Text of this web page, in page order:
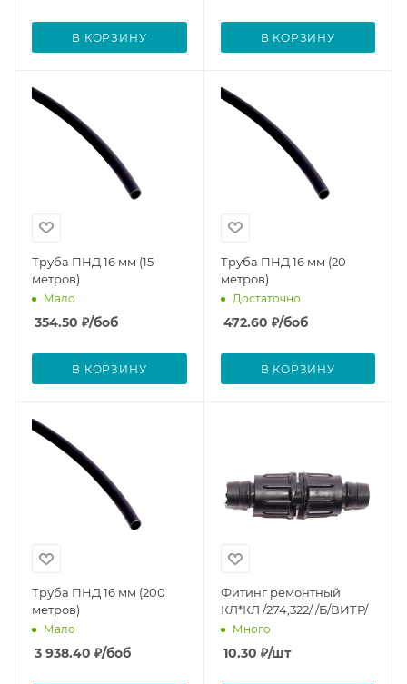
В КОРЗИНУ В КОРЗИНУ
Труба ПНД 16 мм (15
метров)
Мало
354.50 ₽/боб
В КОРЗИНУ
Труба ПНД 16 мм (20
метров)
Достаточно
472.60 ₽/боб
В КОРЗИНУ
Труба ПНД 16 мм (200
метров)
Мало
3 938.40 ₽/боб
Фитинг ремонтный
КЛ*КЛ /274,322/ /Б/ВИТР/
Много
10.30 ₽/шт